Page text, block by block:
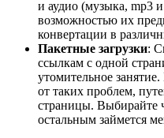
и аудио (музыка, mp3
возможностью их
конвертации в
Пакетные загрузки:
ссылкам с одной
утомительное
от таких проблем,
страницы. Выбирайте
остальным займется